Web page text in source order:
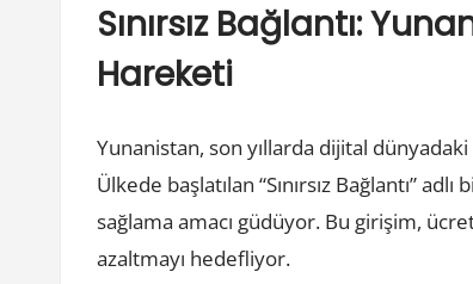
Sınırsız Bağlantı:
Hareketi
Yunanistan, son yıllarda dijital
Ülkede başlatılan “Sınırsız Bağlantı”
sağlama amacı güdüyor. Bu girişim,
azaltmayı hedefliyor.